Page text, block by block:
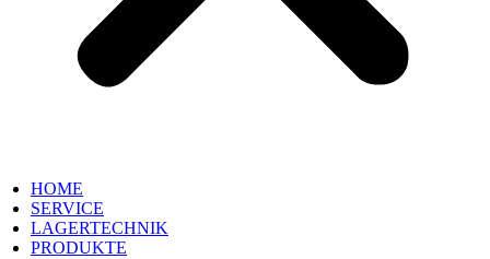
HOME
SERVICE
LAGERTECHNIK
PRODUKTE